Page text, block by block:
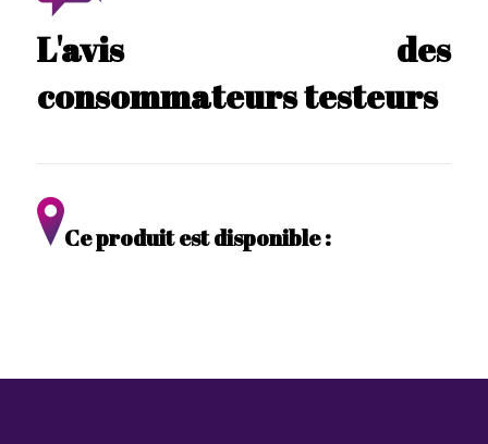
L'avis des
consommateurs testeurs
Ce produit est disponible :